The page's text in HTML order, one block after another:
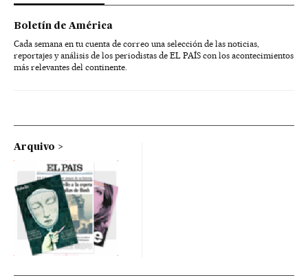
Boletín de América
Cada semana en tu cuenta de correo una selección de las noticias,
reportajes y análisis de los periodistas de EL PAÍS con los acontecimientos
más relevantes del continente.
Arquivo